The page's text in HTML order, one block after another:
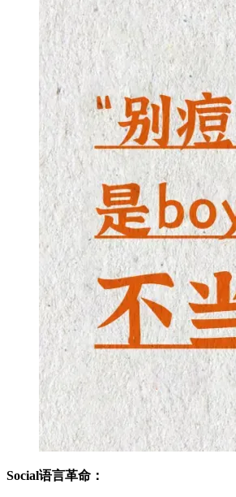
Social语言革命：